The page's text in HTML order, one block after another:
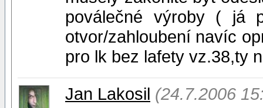
poválečné výroby ( já
otvor/zahloubení navíc
pro lk bez lafety vz.38,ty
Jan Lakosil (24.7.2006